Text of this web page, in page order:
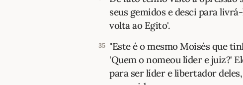
seus gemidos e desci para
volta ao Egito'.
35 "Este é o mesmo Moisés que
'Quem o nomeou líder e juiz?'
para ser líder e libertador